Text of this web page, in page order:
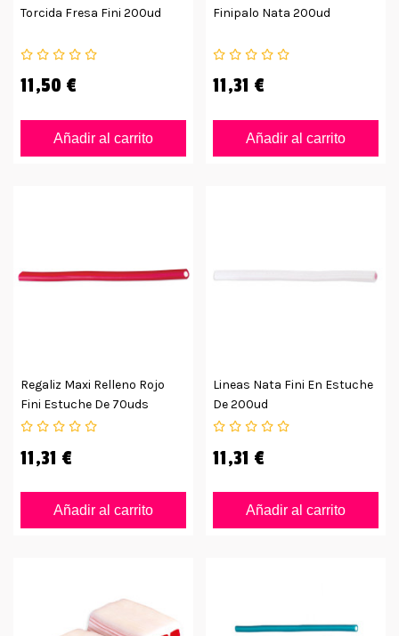
Torcida Fresa Fini 200ud
11,50 €
Añadir al carrito
Finipalo Nata 200ud
11,31 €
Añadir al carrito
Regaliz Maxi Relleno Rojo
Fini Estuche De 70uds
11,31 €
Añadir al carrito
Lineas Nata Fini En Estuche
De 200ud
11,31 €
Añadir al carrito